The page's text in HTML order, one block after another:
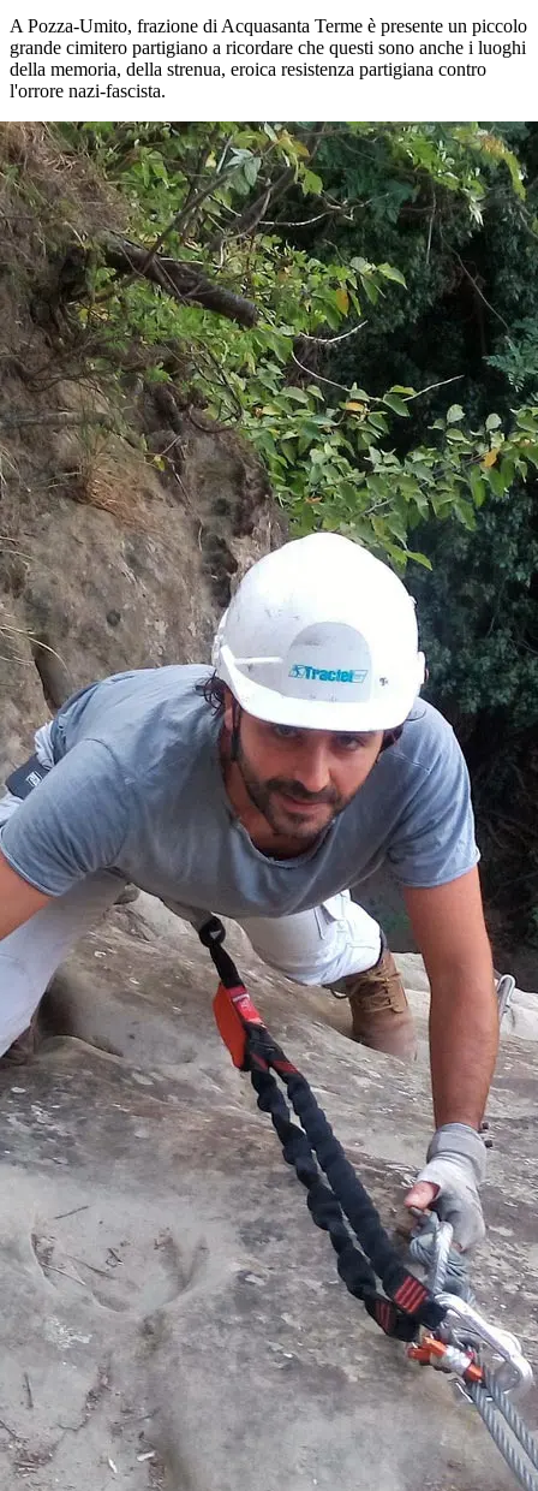
A Pozza-Umito, frazione di Acquasanta Terme è presente un piccolo
grande cimitero partigiano a ricordare che questi sono anche i luoghi
della memoria, della strenua, eroica resistenza partigiana contro
l'orrore nazi-fascista.